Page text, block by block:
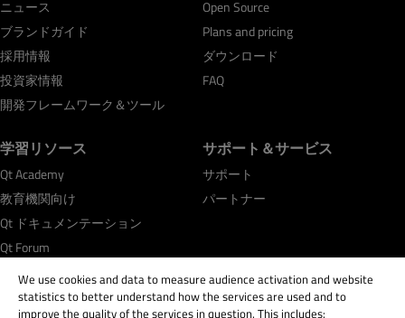
ニュース
ブランドガイド
採用情報
投資家情報
開発フレームワーク＆ツール
Open Source
Plans and pricing
ダウンロード
FAQ
学習リソース
Qt Academy
教育機関向け
Qt ドキュメンテーション
Qt Forum
サポート＆サービス
サポート
パートナー
We use cookies and data to measure audience activation and website
statistics to better understand how the services are used and to
improve the quality of the services in question. This includes: